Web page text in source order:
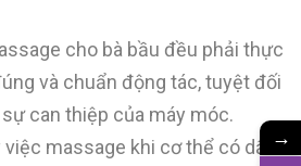
cho bà bầu đều phải thực
và chuẩn động tác, tuyệt đối
can thiệp của máy móc.
việc massage khi cơ thể có dấu→